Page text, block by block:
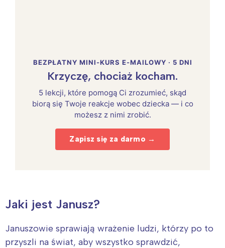
BEZPŁATNY MINI-KURS E-MAILOWY · 5 DNI
Krzyczę, chociaż kocham.
5 lekcji, które pomogą Ci zrozumieć, skąd
biorą się Twoje reakcje wobec dziecka — i co
możesz z nimi zrobić.
Zapisz się za darmo →
Jaki jest Janusz?
Januszowie sprawiają wrażenie ludzi, którzy po to
przyszli na świat, aby wszystko sprawdzić,